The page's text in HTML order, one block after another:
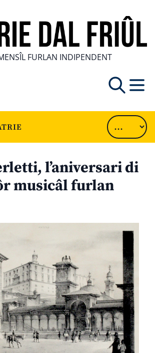
FURLAN INDIPENDENT
l’aniversari di
musicâl furlan